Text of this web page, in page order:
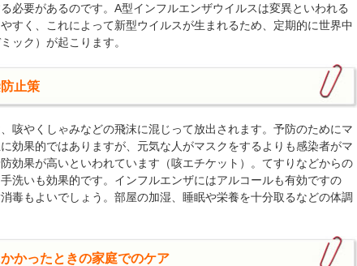
必要があるのです。A型インフルエンザウイルスは変異といわれる
すく、これによって新型ウイルスが生まれるため、定期的に世界中
ック）が起こります。
止策
咳やくしゃみなどの飛沫に混じって放出されます。予防のためにマ
効果的ではありますが、元気な人がマスクをするよりも感染者がマ
効果が高いといわれています（咳エチケット）。てすりなどからの
洗いも効果的です。インフルエンザにはアルコールも有効ですの
毒もよいでしょう。部屋の加湿、睡眠や栄養を十分取るなどの体調
かったときの家庭でのケア